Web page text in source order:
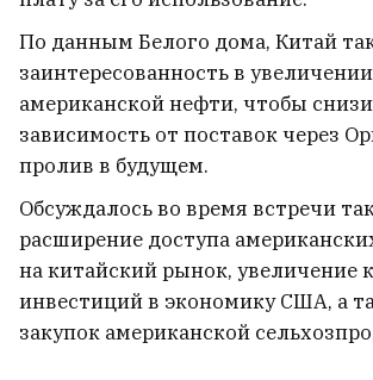
По данным Белого дома, Китай
заинтересованность в
американской нефти, чтобы
зависимость от поставок через
пролив в будущем.
Обсуждалось во время встречи
расширение доступа
на китайский рынок, увеличение
инвестиций в экономику США, а
закупок американской
Статкевич о «Ночи
Минске: Мы поняли, что
аплодировали не
нам с женой
22